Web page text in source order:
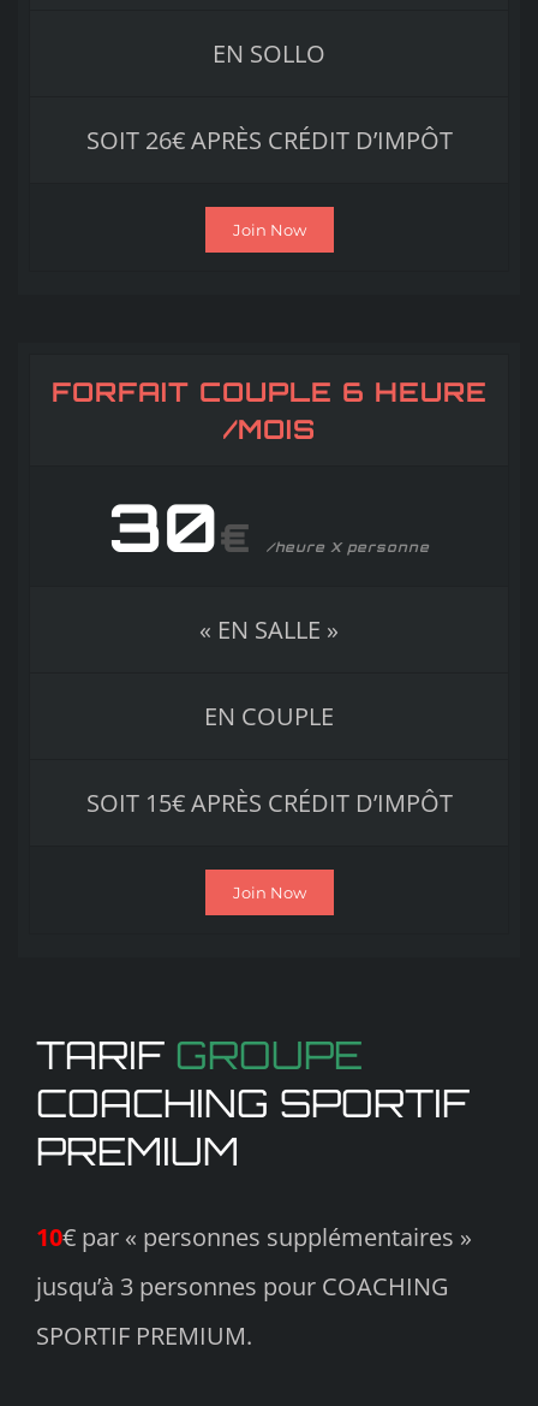
EN SOLLO
SOIT 26€ APRÈS CRÉDIT D’IMPÔT
Join Now
FORFAIT COUPLE 6 HEURE
/MOIS
30€ /heure X personne
« EN SALLE »
EN COUPLE
SOIT 15€ APRÈS CRÉDIT D’IMPÔT
Join Now
TARIF GROUPE
COACHING SPORTIF
PREMIUM
10€ par « personnes supplémentaires »
jusqu’à 3 personnes pour COACHING
SPORTIF PREMIUM.